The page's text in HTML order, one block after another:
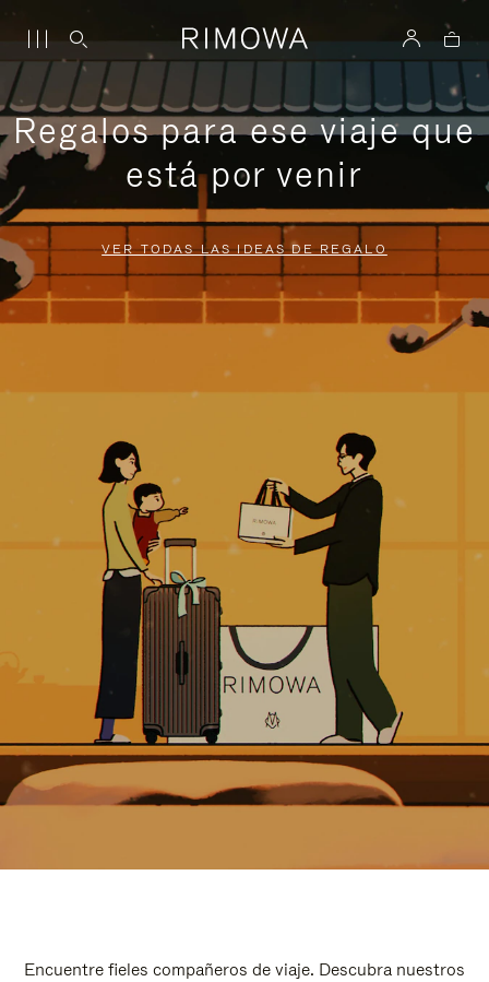
Regalos para ese viaje que
está por venir
VER TODAS LAS IDEAS DE REGALO
Encuentre fieles compañeros de viaje. Descubra nuestros